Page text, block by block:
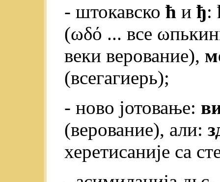
- штокавско ћ и ђ:
(ωδό ... все
веки верование),
(всегагиерь);
- ново јотовање:
(верование), али:
херетисаније са